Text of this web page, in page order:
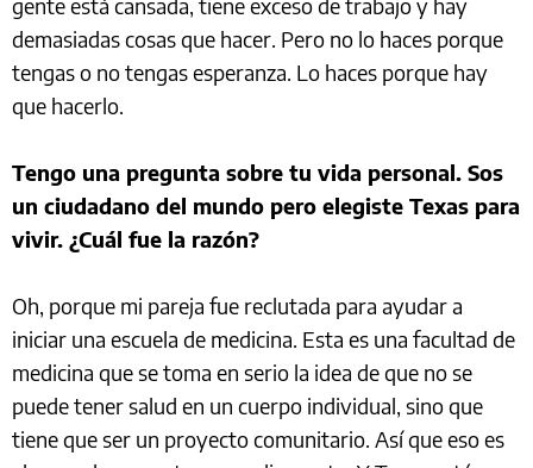
demasiadas cosas que hacer. Pero no lo haces porque
tengas o no tengas esperanza. Lo haces porque hay
que hacerlo.
Tengo una pregunta sobre tu vida personal. Sos
un ciudadano del mundo pero elegiste Texas para
vivir. ¿Cuál fue la razón?
Oh, porque mi pareja fue reclutada para ayudar a
iniciar una escuela de medicina. Esta es una facultad de
medicina que se toma en serio la idea de que no se
puede tener salud en un cuerpo individual, sino que
tiene que ser un proyecto comunitario. Así que eso es